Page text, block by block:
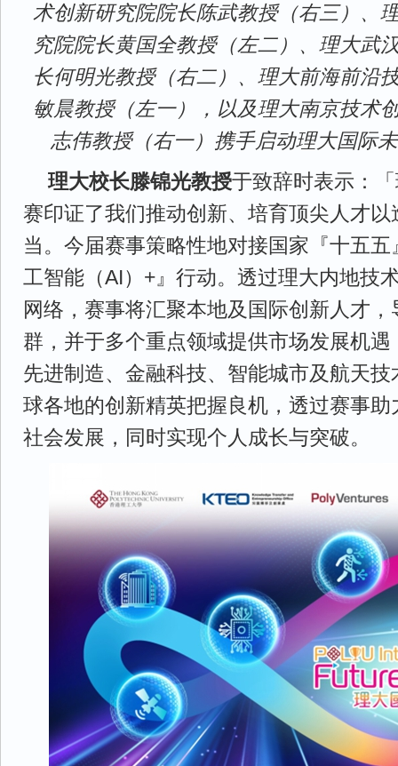
术创新研究院院长陈武教授（右三）、
究院院长黄国全教授（左二）、理大武
长何明光教授（右二）、理大前海前沿
敏晨教授（左一），以及理大南京技术
志伟教授（右一）携手启动理大国际
理大校长滕锦光教授于致辞时表示：
赛印证了我们推动创新、培育顶尖人才
当。今届赛事策略性地对接国家『十五
工智能（AI）+』行动。透过理大内地技
网络，赛事将汇聚本地及国际创新人才
群，并于多个重点领域提供市场发展机
先进制造、金融科技、智能城市及航天
球各地的创新精英把握良机，透过赛事
社会发展，同时实现个人成长与突破。